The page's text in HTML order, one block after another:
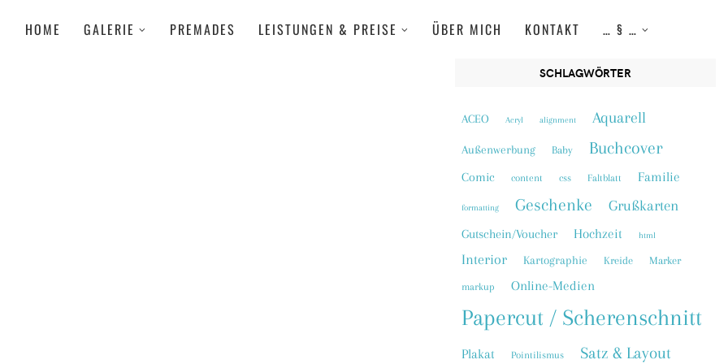
HOME GALERIE PREMADES LEISTUNGEN & PREISE ÜBER MICH KONTAKT … § …
SCHLAGWÖRTER
ACEO Acryl alignment Aquarell
Außenwerbung Baby Buchcover
Comic content css Faltblatt Familie
formatting Geschenke Grußkarten
Gutschein/Voucher Hochzeit html
Interior Kartographie Kreide Marker
markup Online-Medien
Papercut / Scherenschnitt
Plakat Pointilismus Satz & Layout